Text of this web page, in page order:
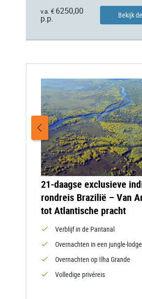
v.a. € 6250,00
p.p.
Bekijk
21-daagse exclusieve
rondreis Brazilië – Van
tot Atlantische pracht
Verblijf in de Pantanal
Overnachten in een jungle-lodge
Overnachten op Ilha Grande
Volledige privéreis